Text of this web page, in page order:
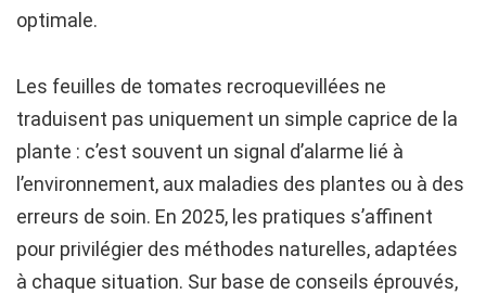
optimale.
Les feuilles de tomates recroquevillées ne
traduisent pas uniquement un simple caprice de la
plante : c’est souvent un signal d’alarme lié à
l’environnement, aux maladies des plantes ou à des
erreurs de soin. En 2025, les pratiques s’affinent
pour privilégier des méthodes naturelles, adaptées
à chaque situation. Sur base de conseils éprouvés,